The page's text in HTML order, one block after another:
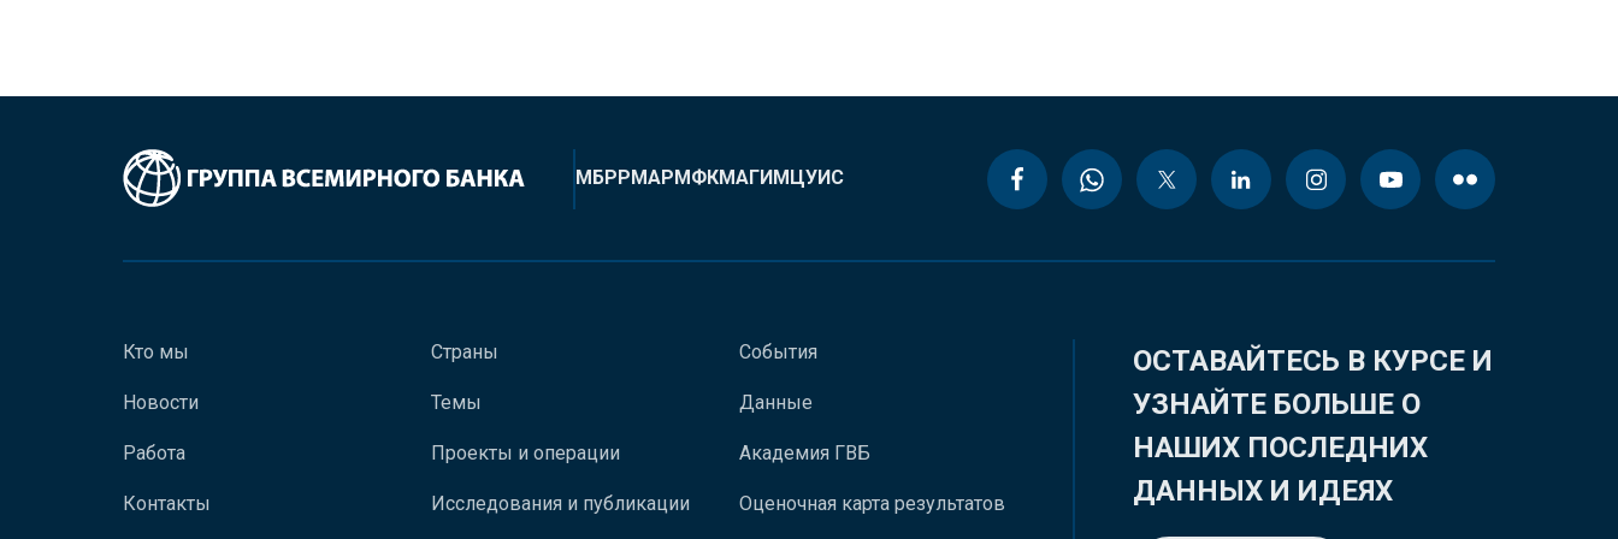
МБРРМАРМФКМАГИМЦУИС
Кто мы
Новости
Работа
Контакты
Страны
Темы
Проекты и операции
Исследования и публикации
События
Данные
Академия ГВБ
Оценочная карта результатов
ОСТАВАЙТЕСЬ В КУРСЕ И
УЗНАЙТЕ БОЛЬШЕ О
НАШИХ ПОСЛЕДНИХ
ДАННЫХ И ИДЕЯХ